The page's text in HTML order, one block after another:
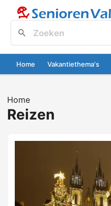
Home Vakantiethema's
Home
Reizen